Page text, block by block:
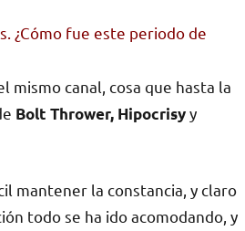
¿Cómo fue este periodo de
mismo canal, cosa que hasta la
Bolt Thrower, Hipocrisyy
mantener la constancia, y claro
todo se ha ido acomodando, y